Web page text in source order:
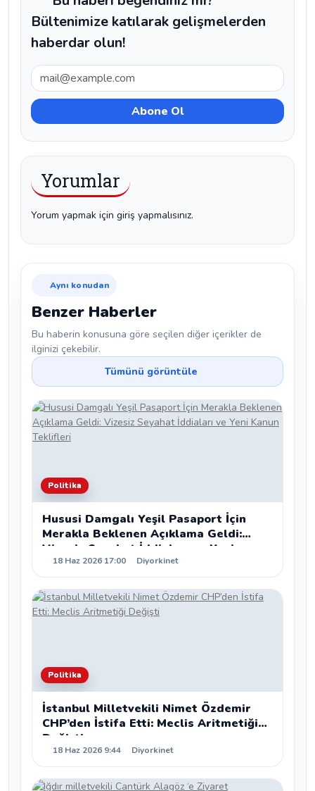
Bültenimize katılarak gelişmelerden
haberdar olun!
Yorumlar
Yorum yapmak için giriş yapmalısınız.
Aynı konudan
Benzer Haberler
Bu haberin konusuna göre seçilen diğer içerikler de
ilginizi çekebilir.
Tümünü görüntüle
Politika
Hususi Damgalı Yeşil Pasaport İçin
Merakla Beklenen Açıklama Geldi:
Vizesiz Seyahat İddiaları ve Yeni
Kanun Teklifleri
18 Haz 2026 17:00 Diyorkinet
Politika
İstanbul Milletvekili Nimet Özdemir
CHP’den İstifa Etti: Meclis Aritmetiği
Değişti
18 Haz 2026 9:44 Diyorkinet